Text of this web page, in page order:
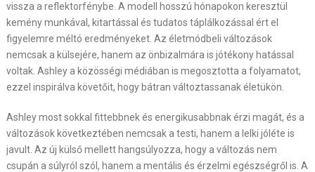
vissza a reflektorfénybe. A modell hosszú hónapokon keresztül
kemény munkával, kitartással és tudatos táplálkozással ért el
figyelemre méltó eredményeket. Az életmódbeli változások
nemcsak a külsejére, hanem az önbizalmára is jótékony hatással
voltak. Ashley a közösségi médiában is megosztotta a folyamatot,
ezzel inspirálva követőit, hogy bátran változtassanak életükön.
Ashley most sokkal fittebbnek és energikusabbnak érzi magát, és a
változások következtében nemcsak a testi, hanem a lelki jóléte is
javult. Az új külső mellett hangsúlyozza, hogy a változás nem
csupán a súlyról szól, hanem a mentális és érzelmi egészségről is. A